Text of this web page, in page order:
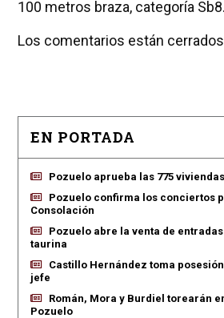
100 metros braza, categoría Sb8.
Los comentarios están
EN PORTADA
Pozuelo aprueba las 775
Pozuelo confirma los conciertos
Consolación
Pozuelo abre la venta de
taurina
Castillo Hernández toma
jefe
Román, Mora y Burdiel torearán
Pozuelo